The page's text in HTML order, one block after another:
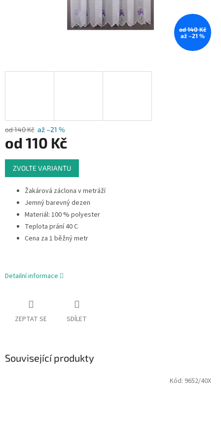
od 140 Kč
až –21 %
od 140 Kč až –21 %
od 110 Kč
Měrná
cena:
ZVOLTE VARIANTU
Žakárová záclona v metráží
Jemný barevný dezen
Materiál: 100 % polyester
Teplota prání 40 C
Cena za 1 běžný metr
Detailní informace
ZEPTAT SE SDÍLET
Související produkty
Kód: 9652/40X